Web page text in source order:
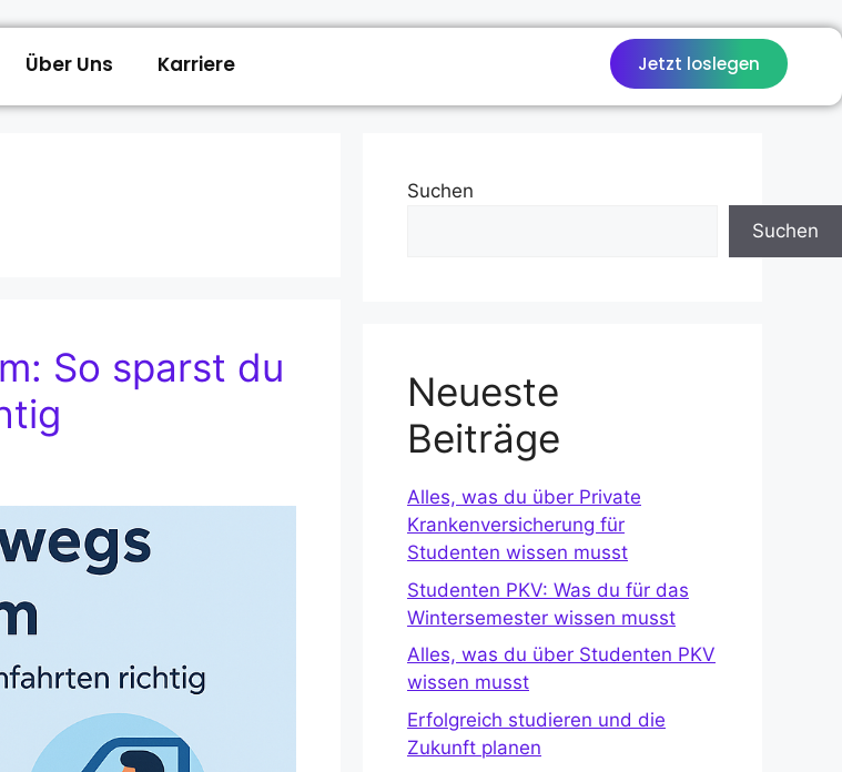
Über Uns Karriere Jetzt loslegen
So sparst du
Suchen
Suchen
Neueste
Beiträge
Alles, was du über Private
Krankenversicherung für
Studenten wissen musst
Studenten PKV: Was du für das
Wintersemester wissen musst
Alles, was du über Studenten PKV
wissen musst
Erfolgreich studieren und die
Zukunft planen